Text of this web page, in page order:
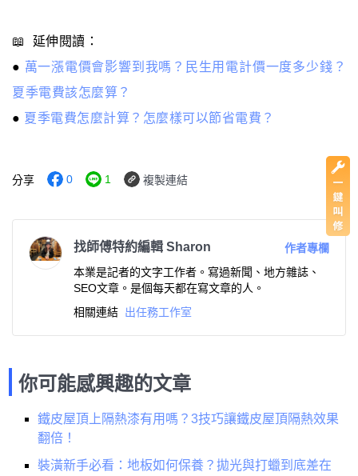
📖 延伸閱讀：
● 萬一漲電價會影響到我嗎？民生用電計價一度多少錢？
夏季電費該怎麼算？
● 夏季電費怎麼計算？怎麼樣可以節省電費？
分享 0 1 複製連結
找師傅特約編輯 Sharon
作者專欄
本業是記者的文字工作者。寫過新聞、地方雜誌、
SEO文章。是個每天都在寫文章的人。
相關連結 出任務工作室
你可能感興趣的文章
鐵皮屋頂上隔熱漆有用嗎？3技巧讓鐵皮屋頂隔熱效果
翻倍！
裝潢新手必看：地板如何保養？拋光與打蠟到底差在